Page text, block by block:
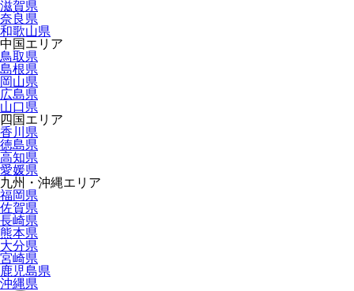
滋賀県
奈良県
和歌山県
中国エリア
鳥取県
島根県
岡山県
広島県
山口県
四国エリア
香川県
徳島県
高知県
愛媛県
九州・沖縄エリア
福岡県
佐賀県
長崎県
熊本県
大分県
宮崎県
鹿児島県
沖縄県